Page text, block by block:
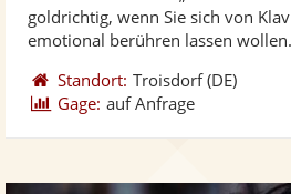
goldrichtig, wenn Sie sich von
emotional berühren lassen
Standort: Troisdorf(DE)
Gage: auf Anfrage